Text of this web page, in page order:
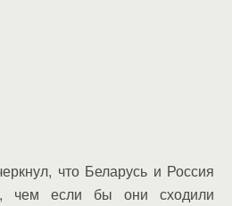
что Беларусь и Россия
чем если бы они сходили